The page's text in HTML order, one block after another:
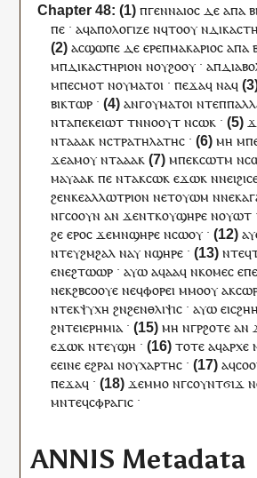
ⲡⲅⲉⲛⲛⲁⲓⲟⲥ ⲇⲉ ⲁⲡⲁ
ⲡⲉ · ⲁϥⲁⲡⲟⲗⲟⲅⲓⲍⲉ ⲛϥⲧⲟⲟⲩ ⲛ
ⲁⲥϣⲱⲡⲉ ⲇⲉ ⲉⲣⲉⲡⲙⲁⲕⲁⲣⲓⲟⲥ ⲁⲡⲁ
ⲙⲡⲇⲓⲕⲁⲥⲧⲏⲣⲓⲟⲛ ⲛⲟⲩϩⲟⲟⲩ · ⲁⲡ
ⲙⲡⲉⲥⲙⲟⲧ ⲛⲟⲩⲙⲁⲧⲟⲓ · ⲡⲉϫⲁϥ ⲛⲁϥ
ⲃⲓⲕⲧⲱⲣ · ⲁⲛⲅⲟⲩⲙⲁⲧⲟⲓ ⲛⲧⲉⲡ
ⲛⲧⲁⲡⲉⲕⲉⲓⲱⲧ ⲧⲛⲛⲟⲟⲩⲧ ⲛⲥⲱⲕ ·
ⲛⲧⲁⲁⲁⲕ ⲛⲥⲧⲣⲁⲧⲏⲗⲁⲧⲏⲥ · ⲙⲏ ⲙ
ϫⲉⲁⲙⲟⲩ ⲛⲧⲁⲁⲁⲕ ⲙⲡⲉⲕⲥⲱⲧⲙ
ⲙⲁⲩⲁⲁⲕ ⲡⲉ ⲛⲧⲁⲕⲥⲱⲕ ⲉϫⲱⲕ ⲛⲛⲉⲓ
ϩⲉⲛⲕⲉⲁⲗⲗⲱⲧⲣⲓⲟⲛ ⲛⲉⲧⲟⲩⲱⲙ ⲛⲛⲉⲕ
ⲛⲅⲥⲟⲟⲩⲛ ⲁⲛ ϫⲉⲛⲧⲕⲟⲩϣⲏⲣⲉ ⲛⲟⲩⲱⲧ ·
ϩⲉ ⲉⲣⲟⲥ ϫⲉⲙⲛϣⲏⲣⲉ ⲛⲥⲱⲟⲩ · ⲁⲩ
ⲛⲧⲉⲩϩⲙϩⲁⲗ ⲛⲁⲩ ⲛϣⲏⲣⲉ · ⲛⲧⲉϥ
ⲉⲛⲉϩⲧⲱⲱⲣ · ⲁⲩⲱ ⲁϥⲁⲁϥ ⲛⲕⲟⲙⲉⲥ ⲉ
ⲛⲉⲕϩⲃⲥⲟⲟⲩⲉ ⲛⲉϥⲫⲟⲣⲉⲓ ⲙⲙⲟⲟⲩ ⲁⲕ
ⲛⲧⲉⲕⲯⲩⲭⲏ ϩⲛϩⲉⲛⲑⲗⲓⲯⲓⲥ · ⲁⲩⲱ ⲉⲓⲥ
ϩⲛⲧⲉⲓⲉⲣⲏⲙⲓⲁ · ⲙⲏ ⲛⲅⲣϩⲟⲧⲉ ⲁⲛ
ⲉϫⲱⲕ ⲛⲧⲉⲩϣⲏ · ⲧⲟⲧⲉ ⲁϥⲁⲣⲭⲉ
ⲉⲉⲓⲛⲉ ⲉϩⲣⲁⲓ ⲛⲟⲩⲭⲁⲣⲧⲏⲥ · ⲁϥ
ⲡⲉϫⲁϥ · ϫⲉⲙⲙⲟ ⲛⲅⲥⲟⲩⲛⲧϭⲓϫ ⲛ
ⲙⲛⲧⲉϥⲥⲫⲣⲁⲅⲓⲥ ·
ANNIS Metadata